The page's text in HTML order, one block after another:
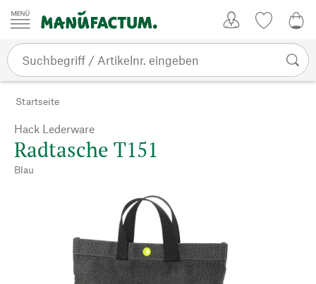
Zum Inhalt springen
Startseite
Hack Lederware
Radtasche T151
Blau